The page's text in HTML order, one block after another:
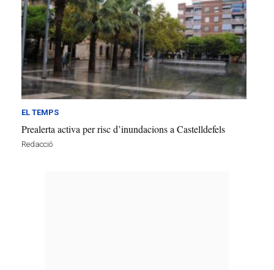
EL TEMPS
Prealerta activa per risc d’inundacions a Castelldefels
Redacció